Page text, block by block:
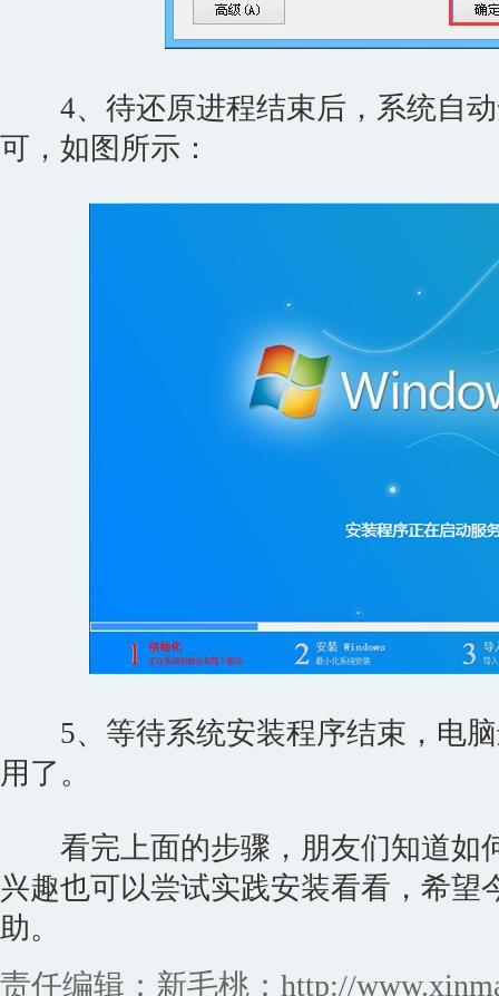
4、待还原进程结束后，系统自动
可，如图所示：
5、等待系统安装程序结束，电脑
用了。
看完上面的步骤，朋友们知道如
兴趣也可以尝试实践安装看看，希望
助。
责任编辑：新毛桃：http://